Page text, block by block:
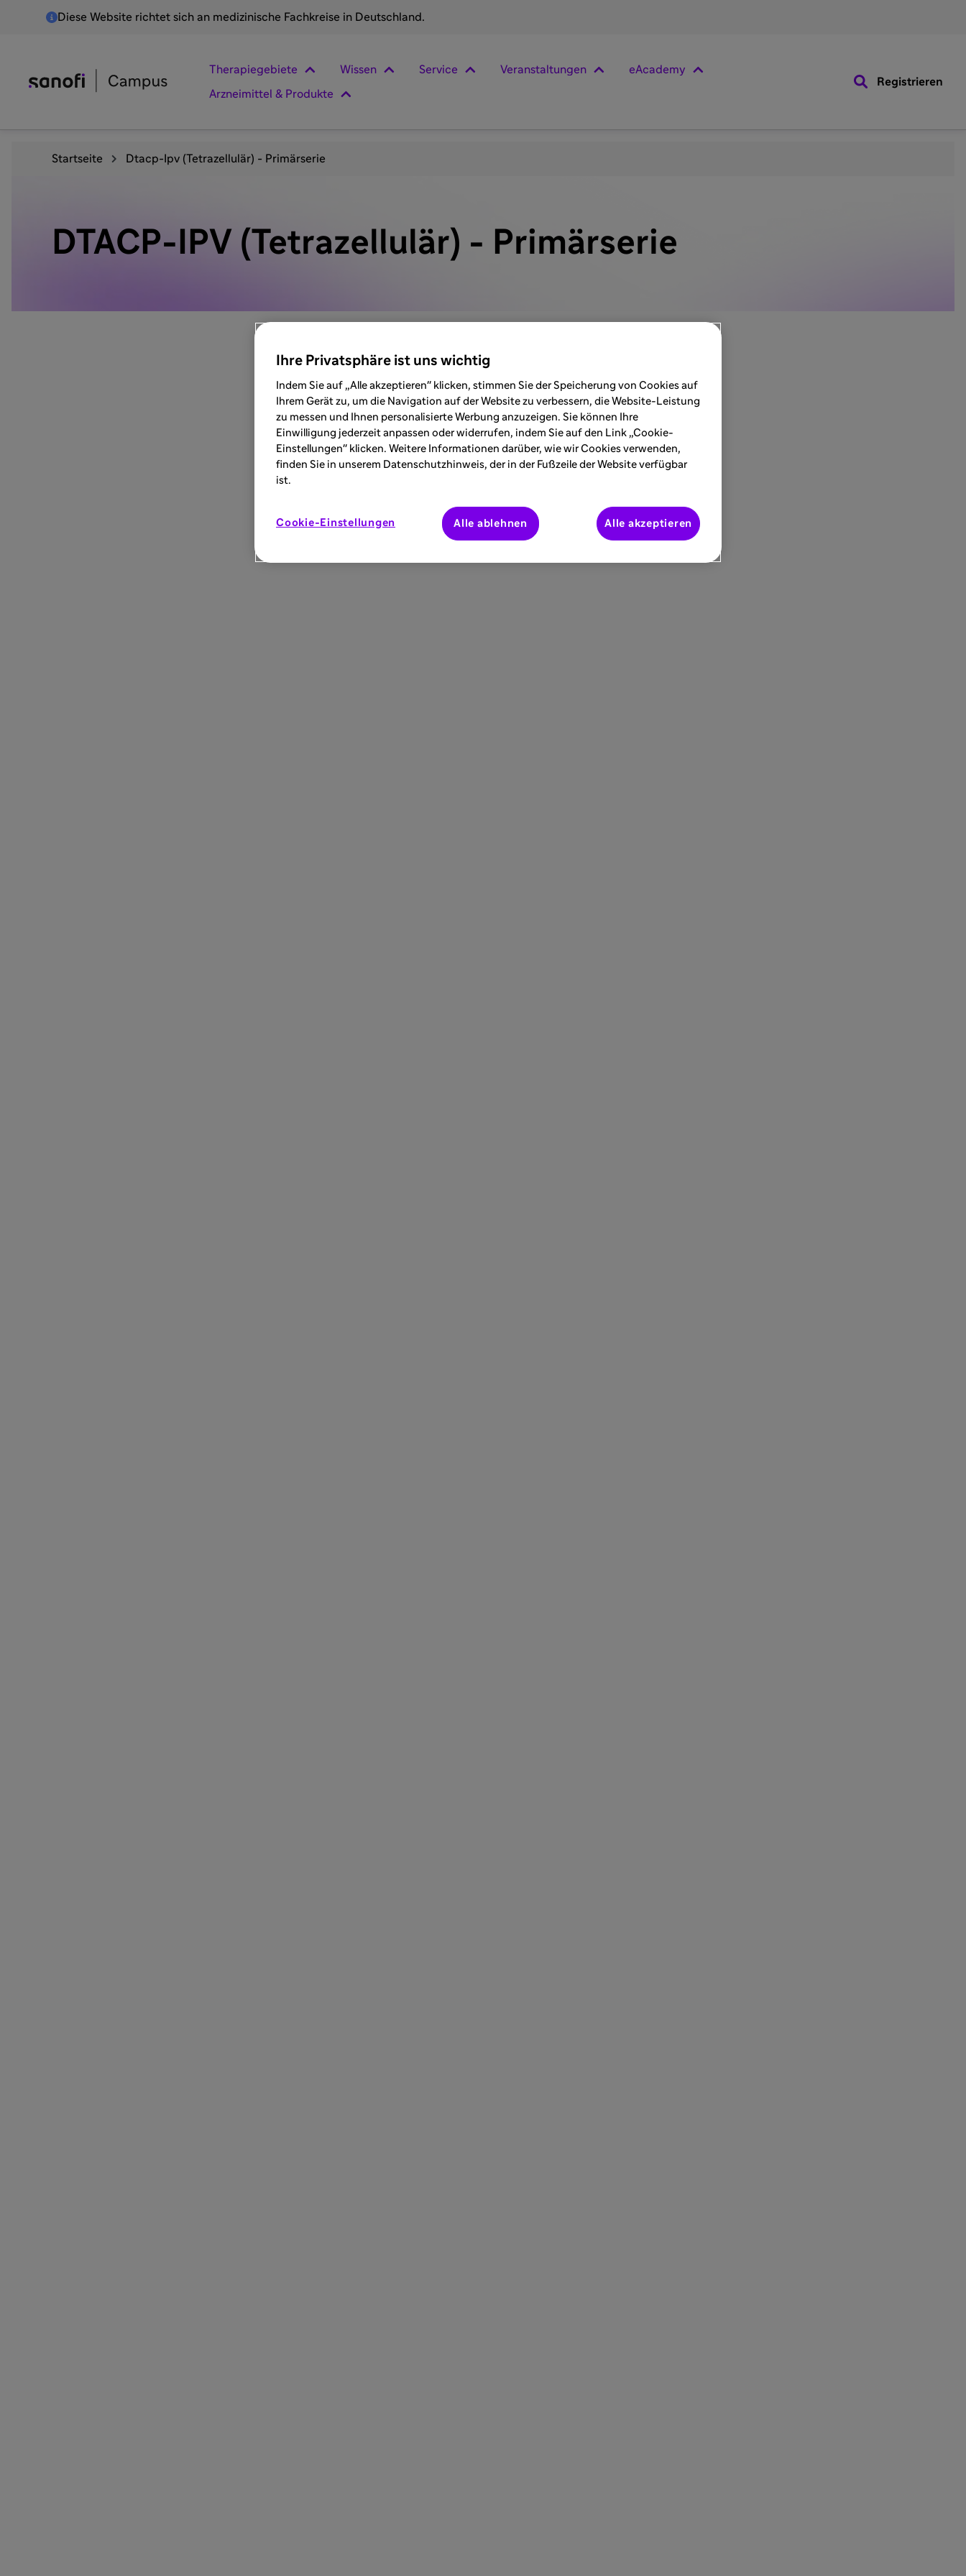
Diese Website richtet sich an medizinische Fachkreise in Deutschland.
Therapiegebiete Wissen Service Veranstaltungen eAcademy
Arzneimittel & Produkte
Registrieren
Startseite Dtacp-Ipv (Tetrazellulär) - Primärserie
DTACP-IPV (Tetrazellulär) - Primärserie
Ihre Privatsphäre ist uns wichtig
Indem Sie auf „Alle akzeptieren" klicken, stimmen Sie der Speicherung von Cookies auf
Ihrem Gerät zu, um die Navigation auf der Website zu verbessern, die Website-Leistung
zu messen und Ihnen personalisierte Werbung anzuzeigen. Sie können Ihre
Einwilligung jederzeit anpassen oder widerrufen, indem Sie auf den Link „Cookie-
Einstellungen" klicken. Weitere Informationen darüber, wie wir Cookies verwenden,
finden Sie in unserem Datenschutzhinweis, der in der Fußzeile der Website verfügbar
ist.
Cookie-Einstellungen Alle akzeptieren
Alle ablehnen